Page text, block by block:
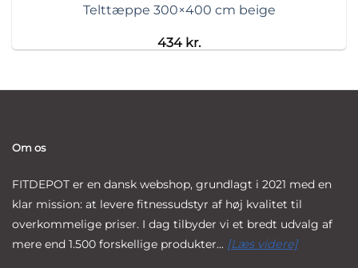
Telttæppe 300×400 cm beige
434 kr.
Om os
FITDEPOT er en dansk webshop, grundlagt i 2021 med en
klar mission: at levere fitnessudstyr af høj kvalitet til
overkommelige priser. I dag tilbyder vi et bredt udvalg af
mere end 1.500 forskellige produkter... [Læs videre]